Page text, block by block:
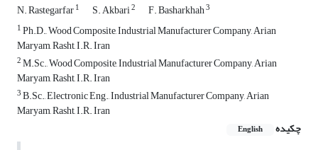
N. Rastegarfar1 S. Akbari2 F. Basharkhah3
1Ph.D., Wood Composite, Industrial Manufacturer Company, Arian
Maryam, Rasht, I.R. Iran
2M.Sc., Wood Composite, Industrial Manufacturer Company, Arian
Maryam, Rasht, I.R. Iran
3B.Sc., Electronic Eng., Industrial Manufacturer Company, Arian
Maryam, Rasht, I.R. Iran
چکیده
English